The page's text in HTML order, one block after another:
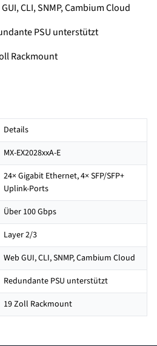
CLI, SNMP, Cambium Cloud
PSU unterstützt
Rackmount
Details
MX-EX2028xxA-E
24× Gigabit Ethernet, 4× SFP/SFP+
Uplink-Ports
Über 100 Gbps
Layer 2/3
Web GUI, CLI, SNMP, Cambium Cloud
Redundante PSU unterstützt
19 Zoll Rackmount